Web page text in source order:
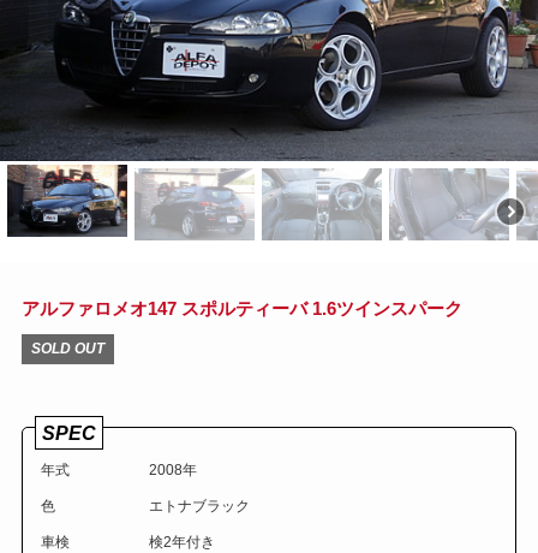
アルファロメオ147 スポルティーバ 1.6ツインスパーク
SOLD OUT
SPEC
年式 2008年
色 エトナブラック
車検 検2年付き